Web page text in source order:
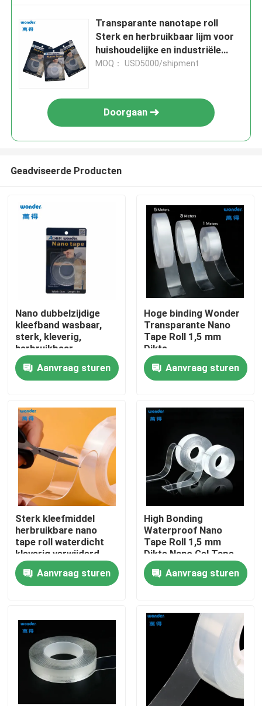
Thuis
Video's
VR-show
Over ons
Fabriekstocht
Kwaliteitscontrole
Neem contact met ons op
Nieuws
Transparante nanotape roll
Sterk en herbruikbaar lijm voor
huishoudelijke en industriële
toepassingen, dikte 2 mm
MOQ： USD5000/shipment
Doorgaan
Geadviseerde Producten
Nano dubbelzijdige
kleefband wasbaar,
sterk, kleverig,
herbruikbaar,
transparant, voor
huishoudelijke
industriële
blisterverpakking
Aanvraag sturen
Hoge binding Wonder
Transparante Nano
Tape Roll 1,5 mm
Dikte
Aanvraag sturen
Sterk kleefmiddel
herbruikbare nano
tape roll waterdicht
kleverig verwijderd
Aanvraag sturen
High Bonding
Waterproof Nano
Tape Roll 1,5 mm
Dikte Nano Gel Tape
Aanvraag sturen